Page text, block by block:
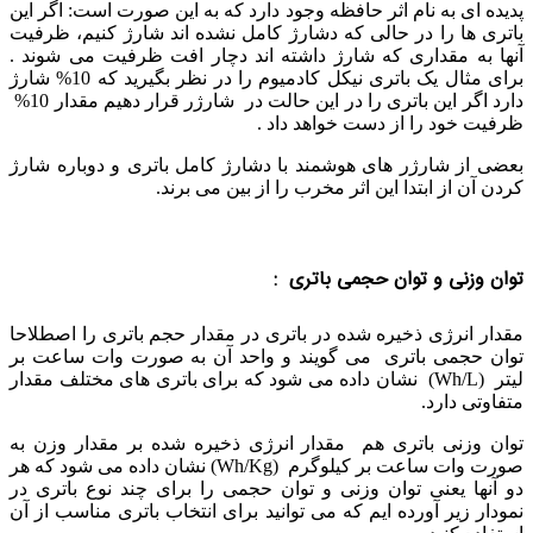
پدیده ای به نام اثر حافظه وجود دارد که به این صورت است: اگر این
باتری ها را در حالی که دشارژ کامل نشده اند شارژ کنیم، ظرفیت
آنها به مقداری که شارژ داشته اند دچار افت ظرفیت می شوند .
برای مثال یک باتری نیکل کادمیوم را در نظر بگیرید که 10% شارژ
دارد اگر این باتری را در این حالت در شارژر قرار دهیم مقدار 10%
ظرفیت خود را از دست خواهد داد .
بعضی از شارژر های هوشمند با دشارژ کامل باتری و دوباره شارژ
کردن آن از ابتدا این اثر مخرب را از بین می برند.
توان وزنی و توان حجمی باتری :
مقدار انرژی ذخیره شده در باتری در مقدار حجم باتری را اصطلاحا
توان حجمی باتری می گویند و واحد آن به صورت وات ساعت بر
لیتر (Wh/L) نشان داده می شود که برای باتری های مختلف مقدار
متفاوتی دارد.
توان وزنی باتری هم مقدار انرژی ذخیره شده بر مقدار وزن به
صورت وات ساعت بر کیلوگرم (Wh/Kg) نشان داده می شود که هر
دو آنها یعنی توان وزنی و توان حجمی را برای چند نوع باتری در
نمودار زیر آورده ایم که می توانید برای انتخاب باتری مناسب از آن